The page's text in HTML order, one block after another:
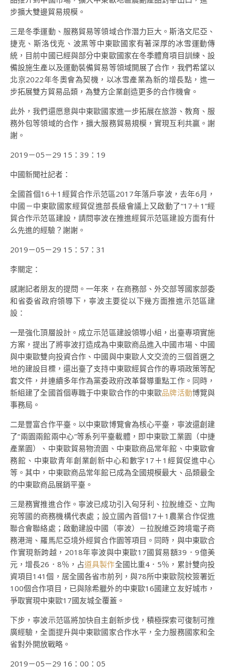
步擴大雙邊貿易規模。
三是冬季運動、服務貿易等領域合作潛力巨大。斯洛文尼亞、
捷克、斯洛伐克、波黑等中東歐國家有著深厚的冰雪運動傳
統，目前中國已經與部分中東歐國家在冬季體育項目訓練、設
備設施生產以及運動裝備貿易等領域開展了合作，我們希望以
北京2022年冬奧會為契機，以冰雪產業為新的增長點，進一
步拓展雙方貿易品類，為雙方企業創造更多的合作機會。
此外，我們還愿意與中東歐國家進一步拓展在旅游、教育、服
務外包等領域的合作，擴大服務貿易規模，實現互利共贏。謝
謝。
2019－05－29 15：39：19
中國新聞社記者：
全國首個16＋1經貿合作示范區2017年落戶寧波，去年6月，
中國－中東歐國家經貿促進部長級會議上又啟動了“17＋1”經
貿合作示范區建設，請問寧波在推進經貿示范區建設方面有什
么先進的經驗？謝謝。
2019－05－29 15：57：31
李關定：
感謝記者朋友的提問。一年來，在商務部、外交部等國家部委
和省委省政府領導下，寧波主要從以下幾方面推進示范區建
設：
一是強化頂層設計。成立示范區建設領導小組，出臺專項實施
方案，提出了將寧波打造成為中東歐商品進入中國市場、中國
與中東歐雙向投資合作、中國與中東歐人文交流的三個首選之
地的建設目標，還出臺了支持中東歐經貿合作的專項政策等配
套文件，并連續多年作為黨委政府改革督導重點工作。同時，
新組建了全國首個專職于中東歐合作的中東歐品牌活動博覽與
事務局。
二是豐富合作平臺。以中東歐博覽會為核心平臺，寧波還創建
了“兩園兩館兩中心”等系列平臺載體，即中東歐工業園（中捷
產業園）、中東歐貿易物流園、中東歐商品常年館、中東歐會
務館、中東歐青年創業創新中心和數字17＋1經貿促進中心
等。其中，中東歐商品常年館已成為全國規模最大、品類最全
的中東歐商品展銷平臺。
三是務實推進合作。寧波已成功引入匈牙利、拉脫維亞、立陶
宛等國的商務機構代表處；設立國內首個17＋1農業合作促進
聯合會聯絡處；啟動建設中國（寧波）－拉脫維亞跨境電子商
務港灣、羅馬尼亞境外經貿合作園等項目。同時，與中東歐合
作實現新跨越，2018年寧波與中東歐17國貿易額39．9億美
元，增長26．8％，占道具製作全國比重4．5％，累計雙向投
資項目141個，居全國各省市前列，與78所中東歐院校簽署近
100個合作項目，已與除希臘外的中東歐16國建立友好城市，
爭取實現中東歐17國友城全覆蓋。
下步，寧波示范區將加快自主創新步伐，積極探索可復制可推
廣經驗，全面提升與中東歐國家合作水平，全力服務國家和全
省對外開放戰略。
2019－05－29 16：00：05